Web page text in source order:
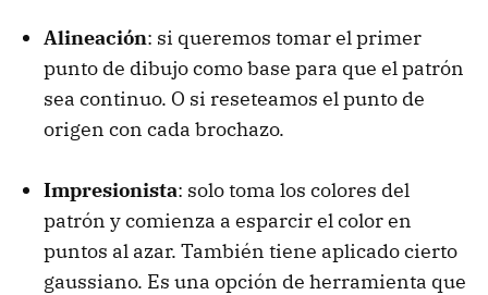
Alineación: si queremos tomar el primer
punto de dibujo como base para que el patrón
sea continuo. O si reseteamos el punto de
origen con cada brochazo.
Impresionista: solo toma los colores del
patrón y comienza a esparcir el color en
puntos al azar. También tiene aplicado cierto
gaussiano. Es una opción de herramienta que